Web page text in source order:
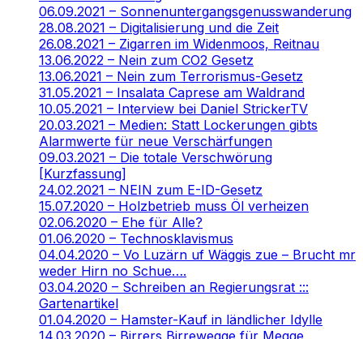
06.09.2021 – Sonnenuntergangsgenusswanderung
28.08.2021 – Digitalisierung und die Zeit
26.08.2021 – Zigarren im Widenmoos, Reitnau
13.06.2022 – Nein zum CO2 Gesetz
13.06.2021 – Nein zum Terrorismus-Gesetz
31.05.2021 – Insalata Caprese am Waldrand
10.05.2021 – Interview bei Daniel StrickerTV
20.03.2021 – Medien: Statt Lockerungen gibts
Alarmwerte für neue Verschärfungen
09.03.2021 – Die totale Verschwörung
[Kurzfassung]
24.02.2021 – NEIN zum E-ID-Gesetz
15.07.2020 – Holzbetrieb muss Öl verheizen
02.06.2020 – Ehe für Alle?
01.06.2020 – Technosklavismus
04.04.2020 – Vo Luzärn uf Wäggis zue – Brucht mr
weder Hirn no Schue….
03.04.2020 – Schreiben an Regierungsrat :::
Gartenartikel
01.04.2020 – Hamster-Kauf in ländlicher Idylle
14.03.2020 – Birrers Birrewegge für Megge